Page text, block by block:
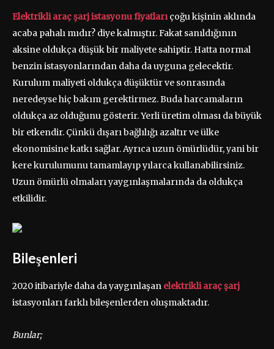
Elektrikli araç şarj istasyonu fiyatlarıçoğu kişinin aklında
acaba pahalı mıdır? diye kalmıştır. Fakat sanıldığının
aksine oldukça düşük bir maliyete sahiptir. Hatta normal
benzin istasyonlarından daha da uyguna gelecektir.
Kurulum maliyeti oldukça düşüktür ve sonrasında
neredeyse hiç bakım gerektirmez. Buda harcamaların
oldukça az olduğunu gösterir. Yerli üretim olması da büyük
bir etkendir. Çünkü dışarı bağlılığı azaltır ve ülke
ekonomisine katkı sağlar. Ayrıca uzun ömürlüdür, yani bir
kere kurulumunu tamamlayıp yılarca kullanabilirsiniz.
Uzun ömürlü olmaları yaygınlaşmalarında da oldukça
etkilidir.
Bileşenleri
2020 itibariyle daha da yaygınlaşan elektrikli araç şarj
istasyonları farklı bileşenlerden oluşmaktadır.
Bunlar;